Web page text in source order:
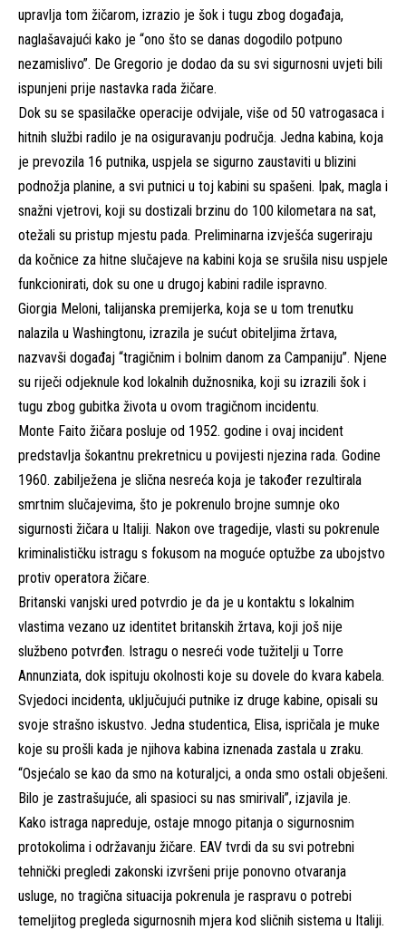
upravlja tom žičarom, izrazio je šok i tugu zbog događaja,
naglašavajući kako je “ono što se danas dogodilo potpuno
nezamislivo”. De Gregorio je dodao da su svi sigurnosni uvjeti bili
ispunjeni prije nastavka rada žičare.
Dok su se spasilačke operacije odvijale, više od 50 vatrogasaca i
hitnih službi radilo je na osiguravanju područja. Jedna kabina, koja
je prevozila 16 putnika, uspjela se sigurno zaustaviti u blizini
podnožja planine, a svi putnici u toj kabini su spašeni. Ipak, magla i
snažni vjetrovi, koji su dostizali brzinu do 100 kilometara na sat,
otežali su pristup mjestu pada. Preliminarna izvješća sugeriraju
da kočnice za hitne slučajeve na kabini koja se srušila nisu uspjele
funkcionirati, dok su one u drugoj kabini radile ispravno.
Giorgia Meloni, talijanska premijerka, koja se u tom trenutku
nalazila u Washingtonu, izrazila je sućut obiteljima žrtava,
nazvavši događaj “tragičnim i bolnim danom za Campaniju”. Njene
su riječi odjeknule kod lokalnih dužnosnika, koji su izrazili šok i
tugu zbog gubitka života u ovom tragičnom incidentu.
Monte Faito žičara posluje od 1952. godine i ovaj incident
predstavlja šokantnu prekretnicu u povijesti njezina rada. Godine
1960. zabilježena je slična nesreća koja je također rezultirala
smrtnim slučajevima, što je pokrenulo brojne sumnje oko
sigurnosti žičara u Italiji. Nakon ove tragedije, vlasti su pokrenule
kriminalističku istragu s fokusom na moguće optužbe za ubojstvo
protiv operatora žičare.
Britanski vanjski ured potvrdio je da je u kontaktu s lokalnim
vlastima vezano uz identitet britanskih žrtava, koji još nije
službeno potvrđen. Istragu o nesreći vode tužitelji u Torre
Annunziata, dok ispituju okolnosti koje su dovele do kvara kabela.
Svjedoci incidenta, uključujući putnike iz druge kabine, opisali su
svoje strašno iskustvo. Jedna studentica, Elisa, ispričala je muke
koje su prošli kada je njihova kabina iznenada zastala u zraku.
“Osjećalo se kao da smo na koturaljci, a onda smo ostali obješeni.
Bilo je zastrašujuće, ali spasioci su nas smirivali”, izjavila je.
Kako istraga napreduje, ostaje mnogo pitanja o sigurnosnim
protokolima i održavanju žičare. EAV tvrdi da su svi potrebni
tehnički pregledi zakonski izvršeni prije ponovno otvaranja
usluge, no tragična situacija pokrenula je raspravu o potrebi
temeljitog pregleda sigurnosnih mjera kod sličnih sistema u Italiji.